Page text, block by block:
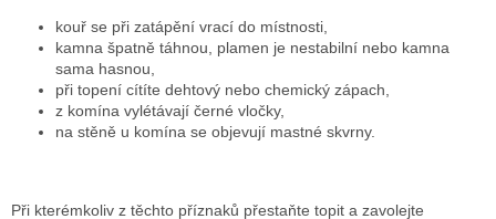
kouř se při zatápění vrací do místnosti,
kamna špatně táhnou, plamen je nestabilní nebo kamna
sama hasnou,
při topení cítíte dehtový nebo chemický zápach,
z komína vylétávají černé vločky,
na stěně u komína se objevují mastné skvrny.
Při kterémkoliv z těchto příznaků přestaňte topit a zavolejte